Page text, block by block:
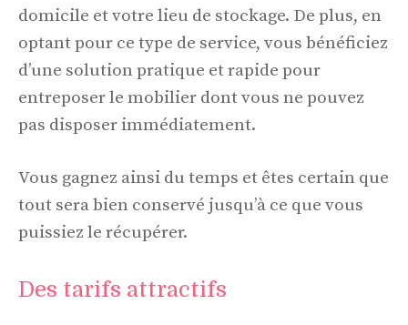
domicile et votre lieu de stockage. De plus, en
optant pour ce type de service, vous bénéficiez
d’une solution pratique et rapide pour
entreposer le mobilier dont vous ne pouvez
pas disposer immédiatement.
Vous gagnez ainsi du temps et êtes certain que
tout sera bien conservé jusqu’à ce que vous
puissiez le récupérer.
Des tarifs attractifs